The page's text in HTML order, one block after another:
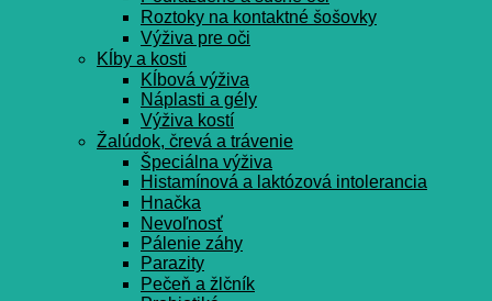
Roztoky na kontaktné šošovky
Výživa pre oči
Kĺby a kosti
Kĺbová výživa
Náplasti a gély
Výživa kostí
Žalúdok, črevá a trávenie
Špeciálna výživa
Histamínová a laktózová intolerancia
Hnačka
Nevoľnosť
Pálenie záhy
Parazity
Pečeň a žlčník